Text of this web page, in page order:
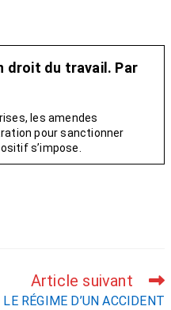
droit du travail. Par
les amendes
pour sanctionner
s’impose.
Article suivant
RÉGIME D’UN ACCIDENT